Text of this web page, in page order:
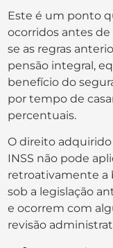
Este é um ponto
ocorridos antes de
se as regras
pensão integral,
benefício do
por tempo de
percentuais.
O direito
INSS não pode
retroativamente a
sob a legislação
e ocorrem com
revisão